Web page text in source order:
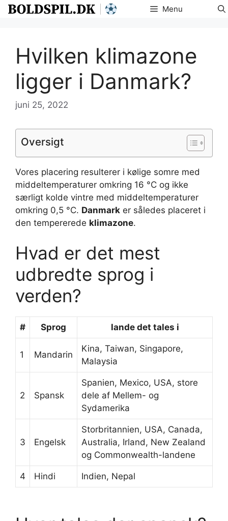
Hop
Menu
Hvilken klimazone
ligger i Danmark?
juni 25, 2022
Oversigt
Vores placering resulterer i kølige somre med
middeltemperaturer omkring 16 °C og ikke
særligt kolde vintre med middeltemperaturer
omkring 0,5 °C. Danmark er således placeret i
den tempererede klimazone.
Hvad er det mest
udbredte sprog i
verden?
# Sprog lande det tales i
1 Mandarin
Kina, Taiwan, Singapore,
Malaysia
2 Spansk
Spanien, Mexico, USA, store
dele af Mellem- og
Sydamerika
3 Engelsk
Storbritannien, USA, Canada,
Australia, Irland, New Zealand
og Commonwealth-landene
4 Hindi Indien, Nepal